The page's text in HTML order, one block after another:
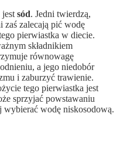
sód. Jedni twierdzą,
zaś zalecają pić wodę
pierwiastka w diecie.
składnikiem
równowagę
a jego niedobór
i zaburzyć trawienie.
tego pierwiastka jest
sprzyjać powstawaniu
wybierać wodę niskosodową.